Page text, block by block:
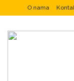
O nama